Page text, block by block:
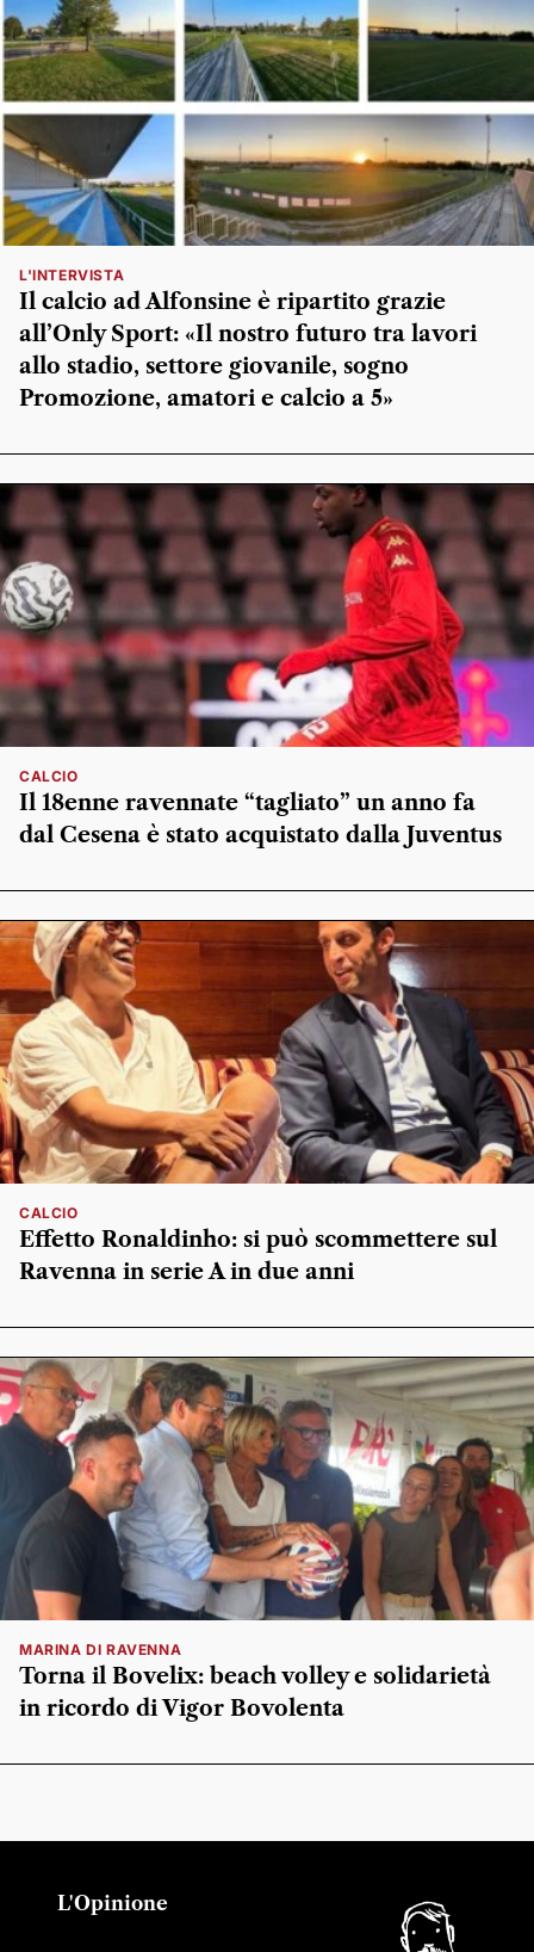
L'INTERVISTA
Il calcio ad Alfonsine è ripartito grazie
all’Only Sport: «Il nostro futuro tra lavori
allo stadio, settore giovanile, sogno
Promozione, amatori e calcio a 5»
CALCIO
Il 18enne ravennate “tagliato” un anno fa
dal Cesena è stato acquistato dalla Juventus
CALCIO
Effetto Ronaldinho: si può scommettere sul
Ravenna in serie A in due anni
MARINA DI RAVENNA
Torna il Bovelix: beach volley e solidarietà
in ricordo di Vigor Bovolenta
L'Opinione